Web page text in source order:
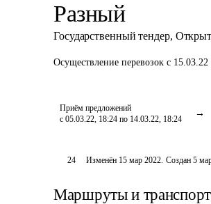
Разный
Государственный тендер,
Осуществление перевозок с
Приём предложений
с 05.03.22, 18:24 по 14.03.22, 18:24
24 Изменён 15 мар 2022. Создан 5
Маршруты и транспорт